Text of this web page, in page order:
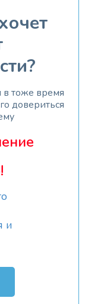
в тоже время
довериться
и